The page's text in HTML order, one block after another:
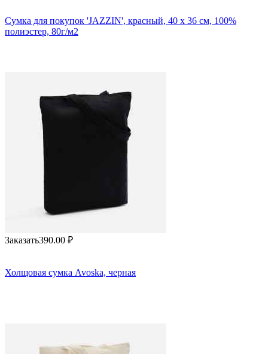
Сумка для покупок 'JAZZIN', красный, 40 x 36 см, 100%
полиэстер, 80г/м2
Заказать390.00 ₽
Холщовая сумка Avoska, черная